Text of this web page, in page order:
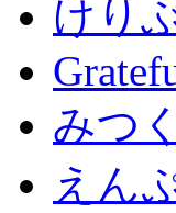
けり
みつ
えん